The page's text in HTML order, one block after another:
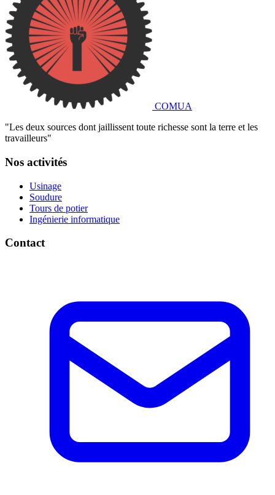
COMUA
"Les deux sources dont jaillissent toute richesse sont la terre et les
travailleurs"
Nos activités
Usinage
Soudure
Tours de potier
Ingénierie informatique
Contact